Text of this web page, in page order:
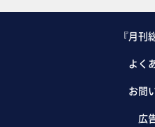
『月刊
よく
お問
広